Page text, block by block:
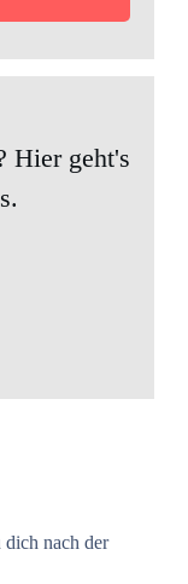
Hier geht's
nach der